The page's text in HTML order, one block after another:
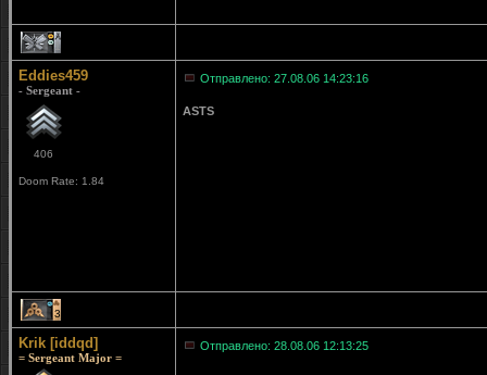
1
Eddies459
- Sergeant -
406
Doom Rate: 1.84
Отправлено: 27.08.06 14:23:16
ASTS
3
Krik [iddqd]
= Sergeant Major =
Отправлено: 28.08.06 12:13:25